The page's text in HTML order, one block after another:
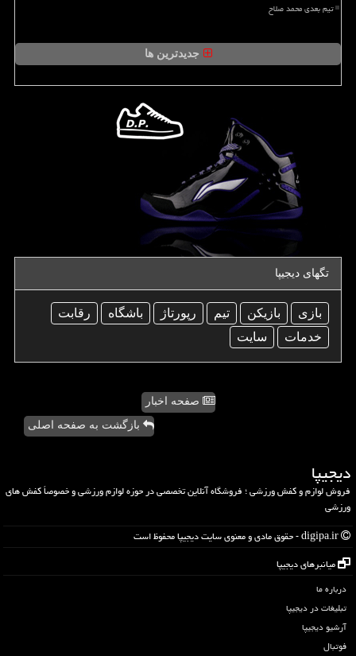
تیم بعدی محمد صلاح
جدیدترین ها
تگهای دیجیپا
بازی بازیكن تیم رپورتاژ باشگاه
رقابت
خدمات
سایت
صفحه اخبار
بازگشت به صفحه اصلی
دیجیپا
فروش لوازم و کفش ورزشی ؛ فروشگاه آنلاین تخصصی در حوزه لوازم ورزشی و خصوصاً کفش های
ورزشی
میانبرهای دیجیپا
درباره ما
تبلیغات در دیجیپا
آرشیو دیجیپا
فوتبال